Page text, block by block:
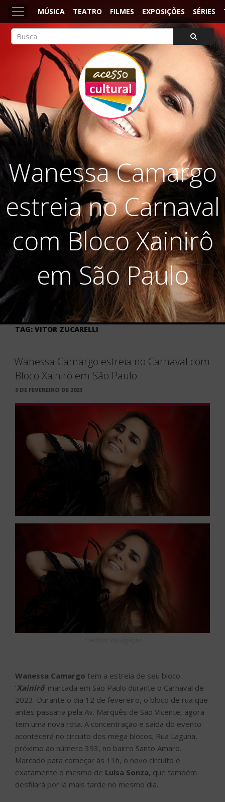
MÚSICA TEATRO FILMES EXPOSIÇÕES SÉRIES
ACESSO CULTURAL
Arte, Cultura Pop e Entretenimento
Wanessa Camargo
estreia no Carnaval
com Bloco Xainirô
em São Paulo
TAG: VITOR ZUCARELLI
Wanessa Camargo estreia no Carnaval com
Bloco Xainirô em São Paulo
PUBLICADO
9 DE FEVEREIRO DE 2023
Wanessa Camargo tem a estreia de seu bloco
‘Xainirô’ marcada em São Paulo durante o Carnaval de
2023. Durante o dia 12 de fevereiro, o bloco de rua que
antes passaria pela Av. Marquês de São Vicente, agora
tem uma nova rota. A concentração e saída do evento
acontecerá no circuito dos mega blocos; Rua Laguna,
próximo ao número 393, no bairro Santo Amaro.
Marcado para começar às 11h, o novo circuito é
exatamente o mesmo de Luísa Sonza, que também
desfilará por lá mais tarde no mesmo dia.